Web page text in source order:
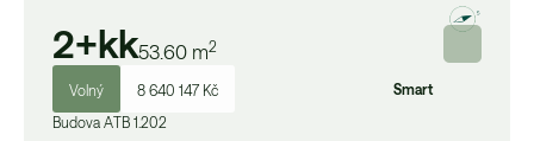
2+kk53.60 m2
Volný 8 640 147 Kč
Smart
Budova ATB 1.202